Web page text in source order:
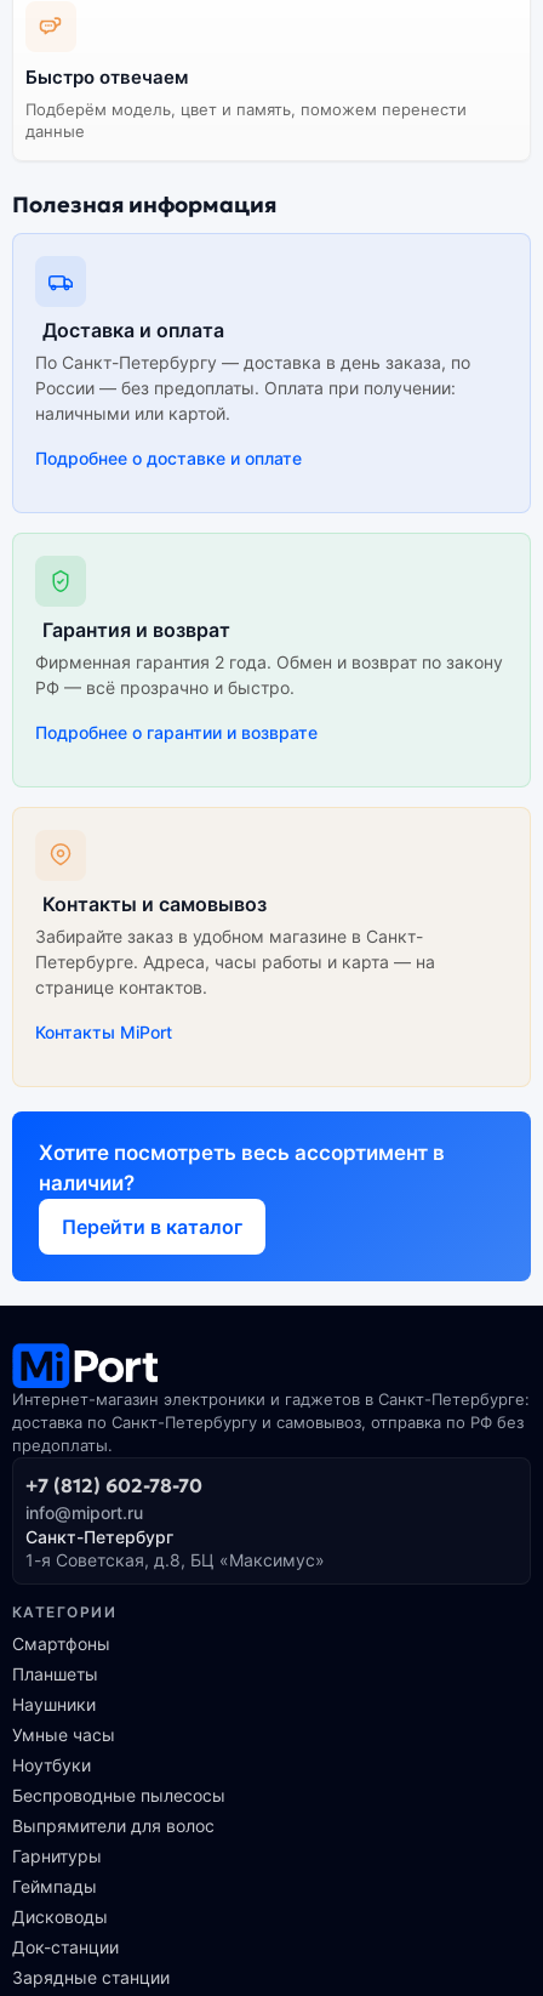
сервисы. Не оригинальная версия может стоить
гарантируется.
Быстро отвечаем
Подберём модель, цвет и память, поможем перенести
данные
Полезная информация
Доставка и оплата
По Санкт-Петербургу — доставка в день заказа, по
России — без предоплаты. Оплата при получении:
наличными или картой.
Подробнее о доставке и оплате
Гарантия и возврат
Фирменная гарантия 2 года. Обмен и возврат по закону
РФ — всё прозрачно и быстро.
Подробнее о гарантии и возврате
Контакты и самовывоз
Забирайте заказ в удобном магазине в Санкт-
Петербурге. Адреса, часы работы и карта — на
странице контактов.
Контакты MiPort
Хотите посмотреть весь ассортимент в
наличии?
Перейти в каталог
Интернет-магазин электроники и гаджетов в Санкт-Петербурге:
доставка по Санкт-Петербургу и самовывоз, отправка по РФ без
предоплаты.
+7 (812) 602-78-70
info@miport.ru
Санкт-Петербург
1-я Советская, д.8, БЦ «Максимус»
КАТЕГОРИИ
Смартфоны
Планшеты
Наушники
Умные часы
Ноутбуки
Беспроводные пылесосы
Выпрямители для волос
Гарнитуры
Геймпады
Дисководы
Док-станции
Зарядные станции